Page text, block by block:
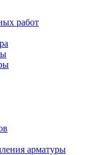
работ
арматуры